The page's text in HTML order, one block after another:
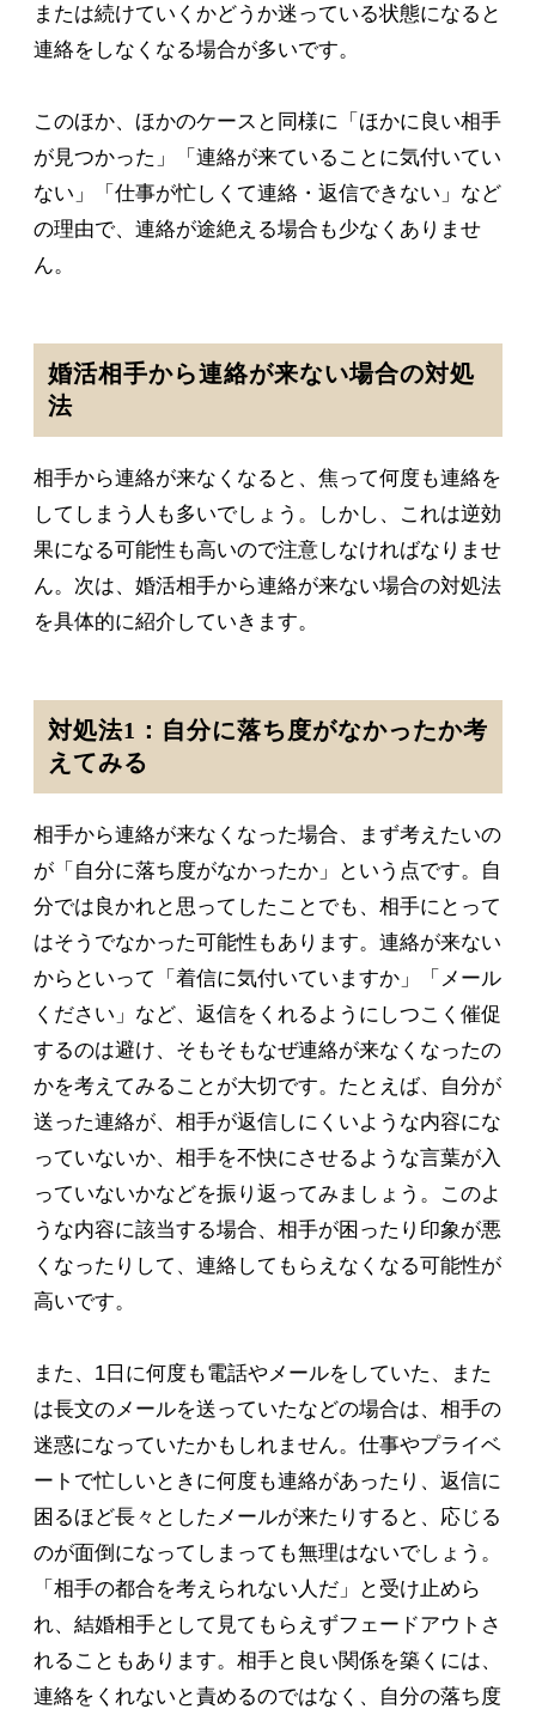
または続けていくかどうか迷っている状態になると
連絡をしなくなる場合が多いです。
このほか、ほかのケースと同様に「ほかに良い相手
が見つかった」「連絡が来ていることに気付いてい
ない」「仕事が忙しくて連絡・返信できない」など
の理由で、連絡が途絶える場合も少なくありませ
ん。
婚活相手から連絡が来ない場合の対処
法
相手から連絡が来なくなると、焦って何度も連絡を
してしまう人も多いでしょう。しかし、これは逆効
果になる可能性も高いので注意しなければなりませ
ん。次は、婚活相手から連絡が来ない場合の対処法
を具体的に紹介していきます。
対処法1：自分に落ち度がなかったか考
えてみる
相手から連絡が来なくなった場合、まず考えたいの
が「自分に落ち度がなかったか」という点です。自
分では良かれと思ってしたことでも、相手にとって
はそうでなかった可能性もあります。連絡が来ない
からといって「着信に気付いていますか」「メール
ください」など、返信をくれるようにしつこく催促
するのは避け、そもそもなぜ連絡が来なくなったの
かを考えてみることが大切です。たとえば、自分が
送った連絡が、相手が返信しにくいような内容にな
っていないか、相手を不快にさせるような言葉が入
っていないかなどを振り返ってみましょう。このよ
うな内容に該当する場合、相手が困ったり印象が悪
くなったりして、連絡してもらえなくなる可能性が
高いです。
また、1日に何度も電話やメールをしていた、また
は長文のメールを送っていたなどの場合は、相手の
迷惑になっていたかもしれません。仕事やプライベ
ートで忙しいときに何度も連絡があったり、返信に
困るほど長々としたメールが来たりすると、応じる
のが面倒になってしまっても無理はないでしょう。
「相手の都合を考えられない人だ」と受け止めら
れ、結婚相手として見てもらえずフェードアウトさ
れることもあります。相手と良い関係を築くには、
連絡をくれないと責めるのではなく、自分の落ち度